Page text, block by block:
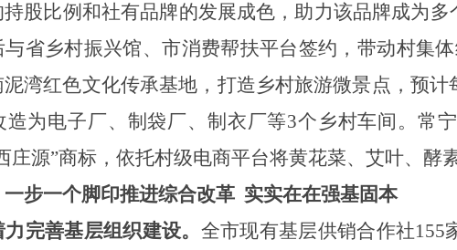
股比例和社有品牌的发展成色，助力该品牌成为多
省乡村振兴馆、市消费帮扶平台签约，带动村集
湾红色文化传承基地， 打造乡村旅游微景点，预
造为电子厂、制袋厂、制衣厂等3个乡村车间。 常
庄源”商标，依托村级电商平台将黄花菜、艾叶、酵
一步一个脚印推进综合改革 实实在在强基固本
完善基层组织建设。 全市现有基层供销合作社155